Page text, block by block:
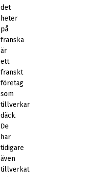
det
heter
på
franska
är
ett
franskt
företag
som
tillverkar
däck.
De
har
tidigare
även
tillverkat